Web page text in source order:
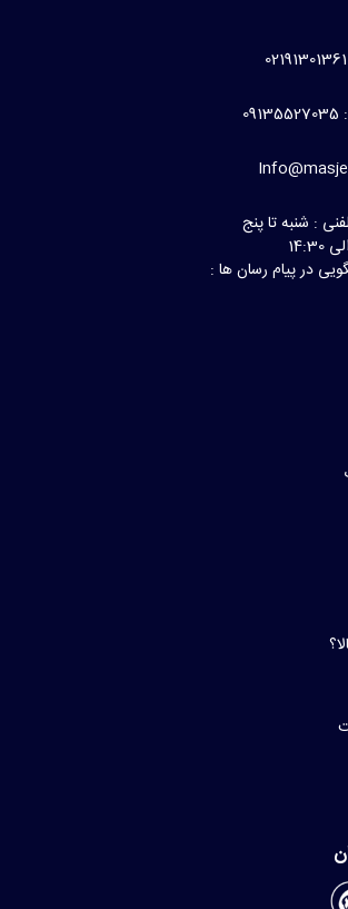
: شنبه تا پنج
در پیام رسان ها :